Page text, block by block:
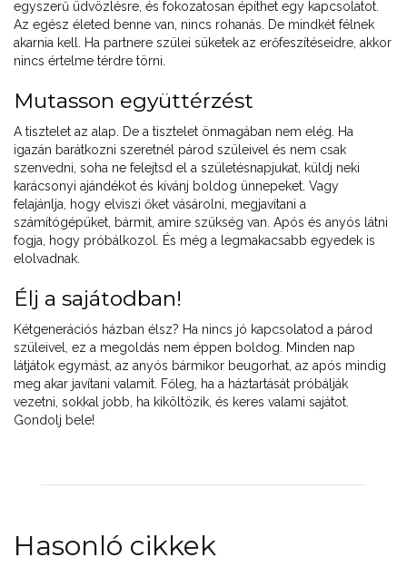
egyszerű üdvözlésre, és fokozatosan építhet egy kapcsolatot.
Az egész életed benne van, nincs rohanás. De mindkét félnek
akarnia kell. Ha partnere szülei süketek az erőfeszítéseidre, akkor
nincs értelme térdre törni.
Mutasson együttérzést
A tisztelet az alap. De a tisztelet önmagában nem elég. Ha
igazán barátkozni szeretnél párod szüleivel és nem csak
szenvedni, soha ne felejtsd el a születésnapjukat, küldj neki
karácsonyi ajándékot és kívánj boldog ünnepeket. Vagy
felajánlja, hogy elviszi őket vásárolni, megjavítani a
számítógépüket, bármit, amire szükség van. Após és anyós látni
fogja, hogy próbálkozol. És még a legmakacsabb egyedek is
elolvadnak.
Élj a sajátodban!
Kétgenerációs házban élsz? Ha nincs jó kapcsolatod a párod
szüleivel, ez a megoldás nem éppen boldog. Minden nap
látjátok egymást, az anyós bármikor beugorhat, az após mindig
meg akar javítani valamit. Főleg, ha a háztartását próbálják
vezetni, sokkal jobb, ha kiköltözik, és keres valami sajátot.
Gondolj bele!
Hasonló cikkek